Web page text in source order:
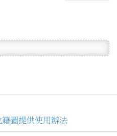
圖提供使用辦法